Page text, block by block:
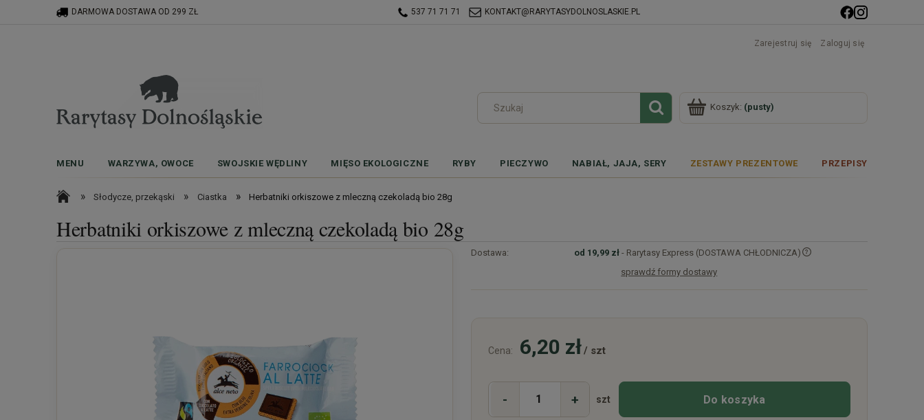
DARMOWA DOSTAWA OD 299 ZŁ 537 71 71 71 KONTAKT@RARYTASYDOLNOSLASKIE.PL
Zarejestruj się Zaloguj się
Koszyk: (pusty)
MENU WARZYWA, OWOCE SWOJSKIE WĘDLINY MIĘSO EKOLOGICZNE RYBY PIECZYWO NABIAŁ, JAJA, SERY ZESTAWY PREZENTOWE PRZEPISY
» Słodycze, przekąski » Ciastka » Herbatniki orkiszowe z mleczną czekoladą bio 28g
Herbatniki orkiszowe z mleczną czekoladą bio 28g
Dostawa: od 19,99 zł - Rarytasy Express (DOSTAWA CHŁODNICZA)
sprawdź formy dostawy
Cena: 6,20 zł/ szt
- + szt Do koszyka